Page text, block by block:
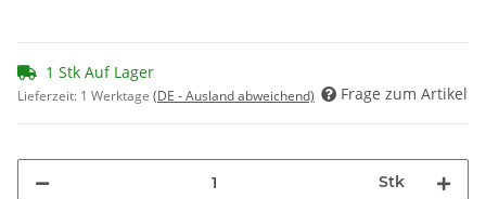
1 Stk Auf Lager
Lieferzeit: 1 Werktage (DE - Ausland abweichend) Frage zum Artikel
Stk